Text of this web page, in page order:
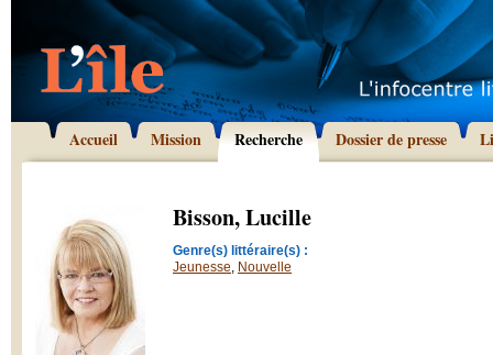
Accueil Mission Recherche Dossier de presse
Bisson, Lucille
Genre(s) littéraire(s) :
Jeunesse, Nouvelle